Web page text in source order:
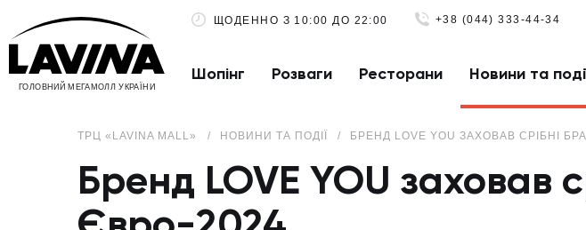
ГОЛОВНИЙ МЕГАМОЛЛ УКРАЇНИ
ЩОДЕННО З 10:00 ДО 22:00 +38 (044) 333-44-34
Шопінг Розваги Ресторани Новини та
ТРЦ «LAVINA MALL» НОВИНИ ТА ПОДІЇ БРЕНД LOVE YOU ЗАХОВАВ СРІБНІ
Бренд LOVE YOU заховав